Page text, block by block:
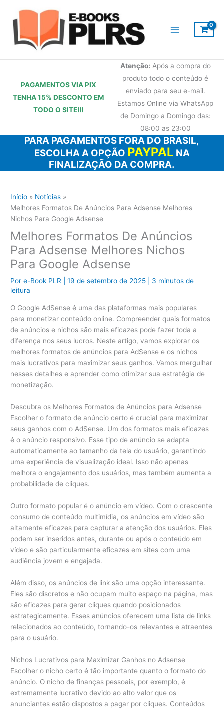
conteúdo
PAGAMENTOS VIA PIX
TENHA 15% DESCONTO EM
TODO O SITE!!!
Atenção: Após a compra do
produto todo o conteúdo é
enviado para seu e-mail.
Estamos Online via WhatsApp
de Domingo a Domingo das:
08:00 as 23:00
PARA PAGAMENTOS FORA DO BRASIL,
ESCOLHA A OPÇÃO PAYPAL NA
FINALIZAÇÃO DA COMPRA.
Início
Notícias
Melhores Formatos De Anúncios Para Adsense Melhores
Nichos Para Google Adsense
Melhores Formatos De Anúncios
Para Adsense Melhores Nichos
Para Google Adsense
Pore-Book PLR |19 de setembro de 2025
3 minutos de
leitura
O Google AdSense é uma das plataformas mais populares
para monetizar conteúdo online. Compreender quais formatos
de anúncios e nichos são mais eficazes pode fazer toda a
diferença nos seus lucros. Neste artigo, vamos explorar os
melhores formatos de anúncios para AdSense e os nichos
mais lucrativos para maximizar seus ganhos. Vamos mergulhar
nesses detalhes e aprender como otimizar sua estratégia de
monetização.
Descubra os Melhores Formatos de Anúncios para Adsense
Escolher o formato de anúncio certo é crucial para maximizar
seus ganhos com o AdSense. Um dos formatos mais eficazes
é o anúncio responsivo. Esse tipo de anúncio se adapta
automaticamente ao tamanho da tela do usuário, garantindo
uma experiência de visualização ideal. Isso não apenas
melhora o engajamento dos usuários, mas também aumenta a
probabilidade de cliques.
Outro formato popular é o anúncio em vídeo. Com o crescente
consumo de conteúdo multimídia, os anúncios em vídeo são
altamente eficazes para capturar a atenção dos usuários. Eles
podem ser inseridos antes, durante ou após o conteúdo em
vídeo e são particularmente eficazes em sites com uma
audiência jovem e engajada.
Além disso, os anúncios de link são uma opção interessante.
Eles são discretos e não ocupam muito espaço na página, mas
são eficazes para gerar cliques quando posicionados
estrategicamente. Esses anúncios oferecem uma lista de links
relacionados ao conteúdo, tornando-os relevantes e atraentes
para o usuário.
Nichos Lucrativos para Maximizar Ganhos no Adsense
Escolher o nicho certo é tão importante quanto o formato do
anúncio. O nicho de finanças pessoais, por exemplo, é
extremamente lucrativo devido ao alto valor que os
anunciantes estão dispostos a pagar por cliques. Conteúdos